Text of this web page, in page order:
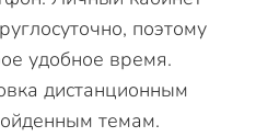
поэтому
удобное время.
дистанционным
темам.